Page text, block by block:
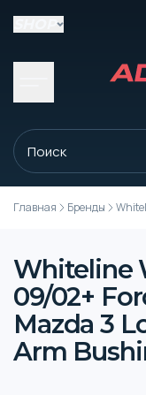
Главная Бренды
Whiteline
09/02+
Mazda 3
Arm